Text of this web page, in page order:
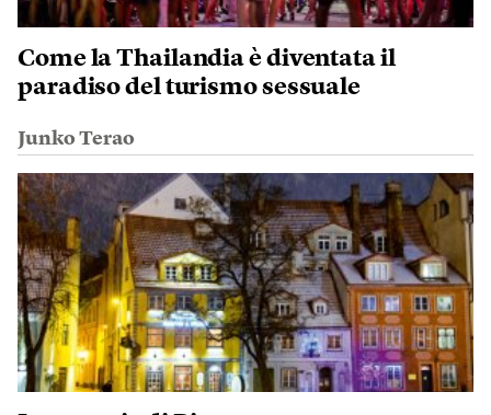
Come la Thailandia è diventata il
paradiso del turismo sessuale
Junko Terao